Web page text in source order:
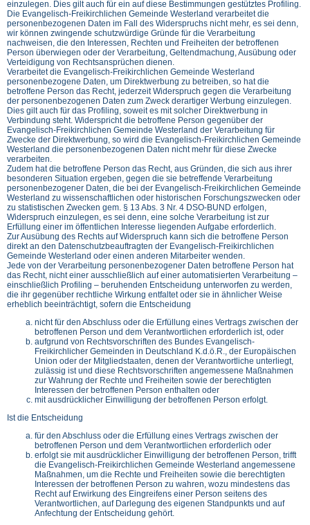
einzulegen. Dies gilt auch für ein auf diese Bestimmungen gestütztes Profiling.
Die Evangelisch-Freikirchlichen Gemeinde Westerland verarbeitet die
personenbezogenen Daten im Fall des Widerspruchs nicht mehr, es sei denn,
wir können zwingende schutzwürdige Gründe für die Verarbeitung
nachweisen, die den Interessen, Rechten und Freiheiten der betroffenen
Person überwiegen oder der Verarbeitung, Geltendmachung, Ausübung oder
Verteidigung von Rechtsansprüchen dienen.
Verarbeitet die Evangelisch-Freikirchlichen Gemeinde Westerland
personenbezogene Daten, um Direktwerbung zu betreiben, so hat die
betroffene Person das Recht, jederzeit Widerspruch gegen die Verarbeitung
der personenbezogenen Daten zum Zweck derartiger Werbung einzulegen.
Dies gilt auch für das Profiling, soweit es mit solcher Direktwerbung in
Verbindung steht. Widerspricht die betroffene Person gegenüber der
Evangelisch-Freikirchlichen Gemeinde Westerland der Verarbeitung für
Zwecke der Direktwerbung, so wird die Evangelisch-Freikirchlichen Gemeinde
Westerland die personenbezogenen Daten nicht mehr für diese Zwecke
verarbeiten.
Zudem hat die betroffene Person das Recht, aus Gründen, die sich aus ihrer
besonderen Situation ergeben, gegen die sie betreffende Verarbeitung
personenbezogener Daten, die bei der Evangelisch-Freikirchlichen Gemeinde
Westerland zu wissenschaftlichen oder historischen Forschungszwecken oder
zu statistischen Zwecken gem. § 13 Abs. 3 Nr. 4 DSO-BUND erfolgen,
Widerspruch einzulegen, es sei denn, eine solche Verarbeitung ist zur
Erfüllung einer im öffentlichen Interesse liegenden Aufgabe erforderlich.
Zur Ausübung des Rechts auf Widerspruch kann sich die betroffene Person
direkt an den Datenschutzbeauftragten der Evangelisch-Freikirchlichen
Gemeinde Westerland oder einen anderen Mitarbeiter wenden.
Jede von der Verarbeitung personenbezogener Daten betroffene Person hat
das Recht, nicht einer ausschließlich auf einer automatisierten Verarbeitung –
einschließlich Profiling – beruhenden Entscheidung unterworfen zu werden,
die ihr gegenüber rechtliche Wirkung entfaltet oder sie in ähnlicher Weise
erheblich beeinträchtigt, sofern die Entscheidung
nicht für den Abschluss oder die Erfüllung eines Vertrags zwischen der
betroffenen Person und dem Verantwortlichen erforderlich ist, oder
aufgrund von Rechtsvorschriften des Bundes Evangelisch-
Freikirchlicher Gemeinden in Deutschland K.d.ö.R., der Europäischen
Union oder der Mitgliedstaaten, denen der Verantwortliche unterliegt,
zulässig ist und diese Rechtsvorschriften angemessene Maßnahmen
zur Wahrung der Rechte und Freiheiten sowie der berechtigten
Interessen der betroffenen Person enthalten oder
mit ausdrücklicher Einwilligung der betroffenen Person erfolgt.
Ist die Entscheidung
für den Abschluss oder die Erfüllung eines Vertrags zwischen der
betroffenen Person und dem Verantwortlichen erforderlich oder
erfolgt sie mit ausdrücklicher Einwilligung der betroffenen Person, trifft
die Evangelisch-Freikirchlichen Gemeinde Westerland angemessene
Maßnahmen, um die Rechte und Freiheiten sowie die berechtigten
Interessen der betroffenen Person zu wahren, wozu mindestens das
Recht auf Erwirkung des Eingreifens einer Person seitens des
Verantwortlichen, auf Darlegung des eigenen Standpunkts und auf
Anfechtung der Entscheidung gehört.